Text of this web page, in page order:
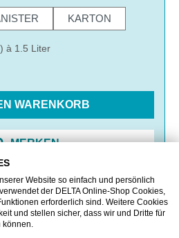
KARTON
à 1.5 Liter
WARENKORB
MERKEN
Website so einfach und persönlich
der DELTA Online-Shop Cookies,
erforderlich sind. Weitere Cookies
und stellen sicher, dass wir und Dritte für